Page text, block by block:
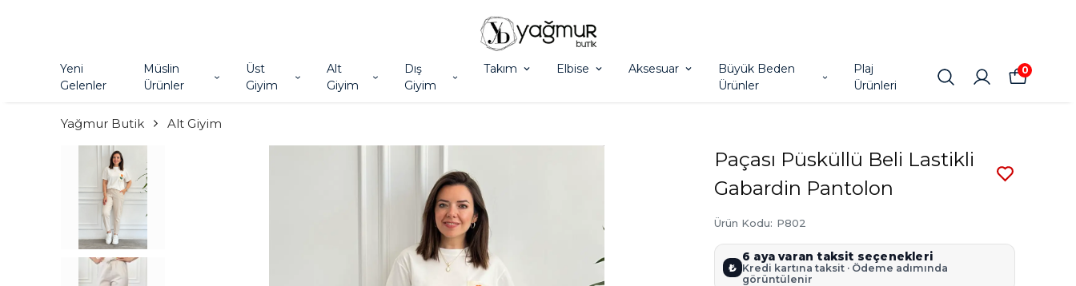
Yeni
Gelenler
Müslin
Ürünler
Üst
Giyim
Alt
Giyim
Dış
Giyim
Takım Elbise Aksesuar
Büyük Beden
Ürünler
Plaj
Ürünleri
0
Yağmur Butik Alt Giyim
Paçası Püsküllü Beli Lastikli
Gabardin Pantolon
Ürün Kodu: P802
₺
6 aya varan taksit seçenekleri
Kredi kartına taksit · Ödeme adımında
görüntülenir